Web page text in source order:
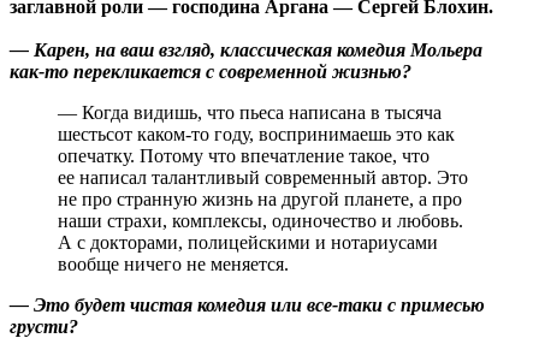
заглавной роли — господина Аргана — Сергей Блохин.
— Карен, на ваш взгляд, классическая комедия Мольера
как-то перекликается с современной жизнью?
— Когда видишь, что пьеса написана в тысяча
шестьсот каком-то году, воспринимаешь это как
опечатку. Потому что впечатление такое, что
ее написал талантливый современный автор. Это
не про странную жизнь на другой планете, а про
наши страхи, комплексы, одиночество и любовь.
А с докторами, полицейскими и нотариусами
вообще ничего не меняется.
— Это будет чистая комедия или все-таки с примесью
грусти?